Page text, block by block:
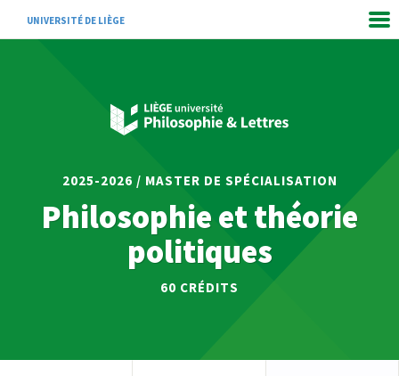
UNIVERSITÉ DE LIÈGE
2025-2026 / MASTER DE SPÉCIALISATION
Philosophie et théorie
politiques
60 CRÉDITS